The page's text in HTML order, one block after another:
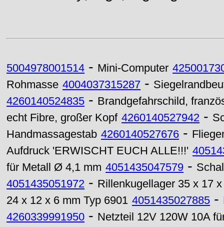
5004978001514 - Mini-Computer
Rohmasse 4004037315287 -
4260140524835 - Brandgefahrschild,
echt Fibre, großer Kopf 4260140527942 -
Handmassagestab 4260140527676 -
Aufdruck 'ERWISCHT EUCH ALLE!!!'
für Metall Ø 4,1 mm 4051435047579 -
4051435051972 - Rillenkugellager 35 x 17
24 x 12 x 6 mm Typ 6901 4051435027885 -
4260339991950 - Netzteil 12V 120W 10A